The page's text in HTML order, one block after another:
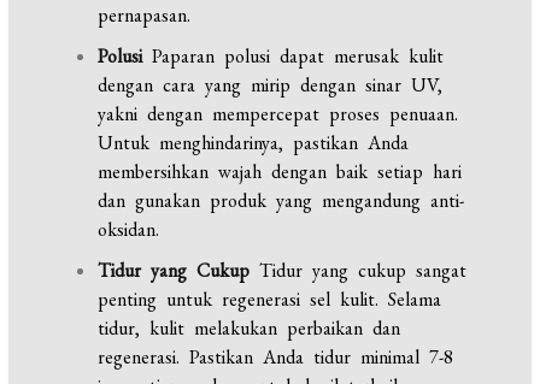
pernapasan.
PolusiPaparan polusi dapat merusak kulit
dengan cara yang mirip dengan sinar UV,
yakni dengan mempercepat proses penuaan.
Untuk menghindarinya, pastikan Anda
membersihkan wajah dengan baik setiap hari
dan gunakan produk yang mengandung anti-
oksidan.
Tidur yang Cukup Tidur yang cukup sangat
penting untuk regenerasi sel kulit. Selama
tidur, kulit melakukan perbaikan dan
regenerasi. Pastikan Anda tidur minimal 7-8